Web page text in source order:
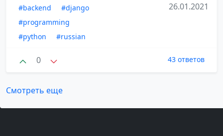
#backend
#django
#programming
#python
#russian
26.01.2021
0 43 ответов
Смотреть еще